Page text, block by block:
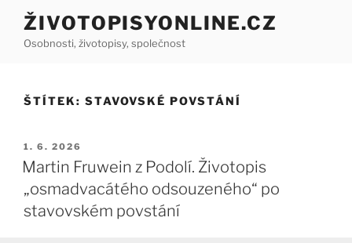
Přejít
obsahu
ŽIVOTOPISYONLINE.CZ
Osobnosti, životopisy, společnost
ŠTÍTEK: STAVOVSKÉ POVSTÁNÍ
PUBLIKOVÁNO
1. 6. 2026
Martin Fruwein z Podolí. Životopis
„osmadvacátého odsouzeného“ po
stavovském povstání